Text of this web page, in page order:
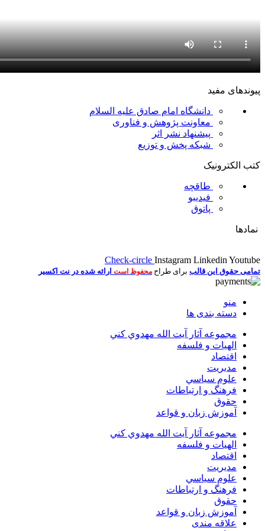
پیوندهای مفید
دانشگاه امام صادق علیه السلام
معاونت پژوهش و فناوری
پیشنهاد نشر اثر
شبکه پخش و توزیع
کتب الکترونیک
طاقچه
فیدیبو
پاتوق
نمادها
Check-circle Instagram Linkedin Youtube
تمامی حقوق این قالب برای طراح محفوظ است ارائه شده در نت اکسیر
منو
دسته بندی ها
مجموعه آثار آيت الله مهدوي كني
الهیات و فلسفه
اقتصاد
مديريت
علوم سياسي
فرهنگ و ارتباطات
حقوق
آموزش زبان و قواعد
مجموعه آثار آيت الله مهدوي كني
الهیات و فلسفه
اقتصاد
مديريت
علوم سياسي
فرهنگ و ارتباطات
حقوق
آموزش زبان و قواعد
علاقه مندی